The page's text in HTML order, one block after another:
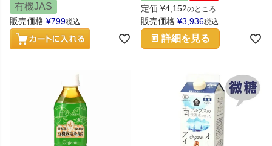
有機JAS
販売価格 ¥799税込
定価 ¥4,152のところ
販売価格 ¥3,936税込
詳細を見る